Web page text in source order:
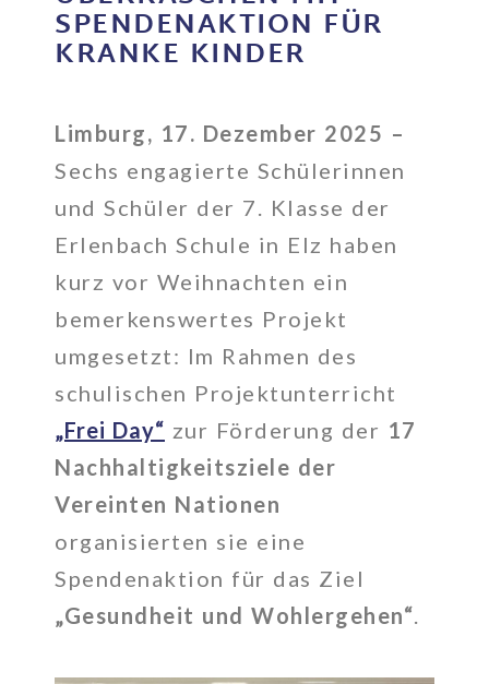
SPENDENAKTION FÜR
KRANKE KINDER
Limburg, 17. Dezember 2025 –
Sechs engagierte Schülerinnen
und Schüler der 7. Klasse der
Erlenbach Schule in Elz haben
kurz vor Weihnachten ein
bemerkenswertes Projekt
umgesetzt: Im Rahmen des
schulischen Projektunterricht
„Frei Day“ zur Förderung der 17
Nachhaltigkeitsziele der
Vereinten Nationen
organisierten sie eine
Spendenaktion für das Ziel
„Gesundheit und Wohlergehen“.